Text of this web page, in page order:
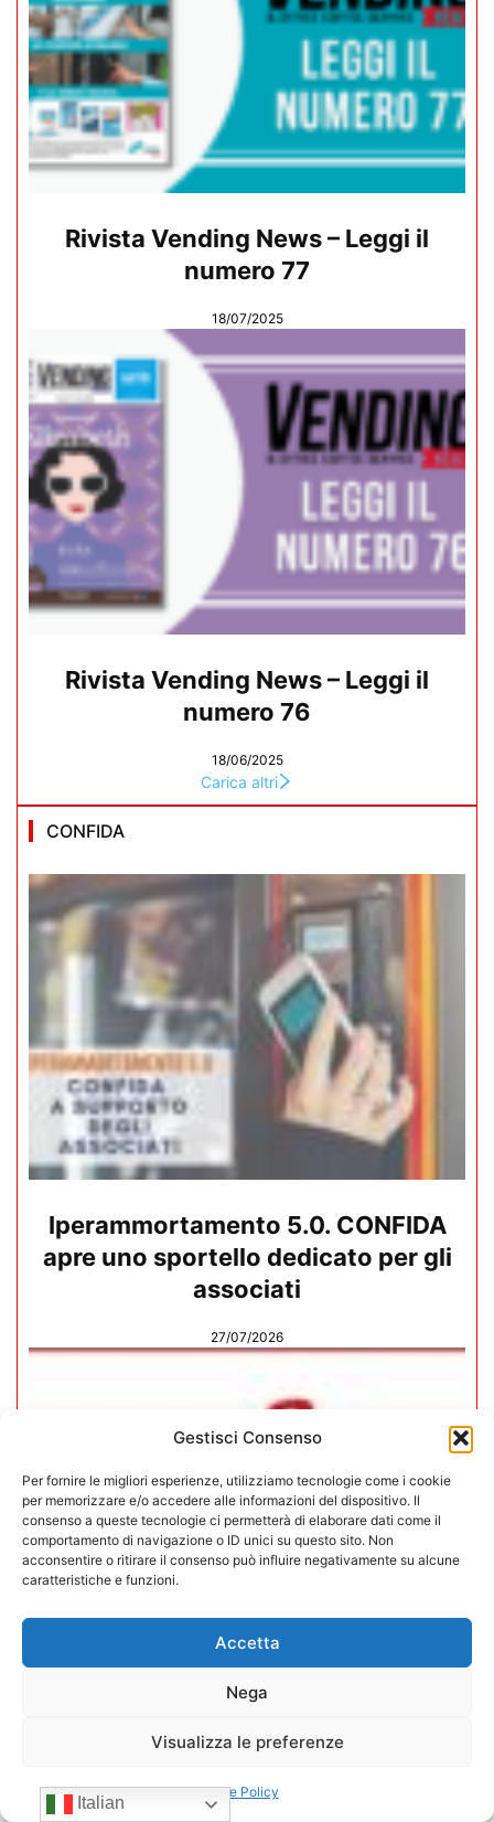
Gestisci Consenso
Per fornire le migliori esperienze, utilizziamo tecnologie come i cookie
per memorizzare e/o accedere alle informazioni del dispositivo. Il
consenso a queste tecnologie ci permetterà di elaborare dati come il
comportamento di navigazione o ID unici su questo sito. Non
acconsentire o ritirare il consenso può influire negativamente su alcune
caratteristiche e funzioni.
Accetta
Nega
Visualizza le preferenze
Cookie Policy
Rivista Vending News – Leggi il
numero 77
18/07/2025
Rivista Vending News – Leggi il
numero 76
18/06/2025
Carica altri
CONFIDA
Iperammortamento 5.0. CONFIDA
apre uno sportello dedicato per gli
associati
27/07/2026
In CONFIDA l’ingresso di 4 nuovi
associati
Italian